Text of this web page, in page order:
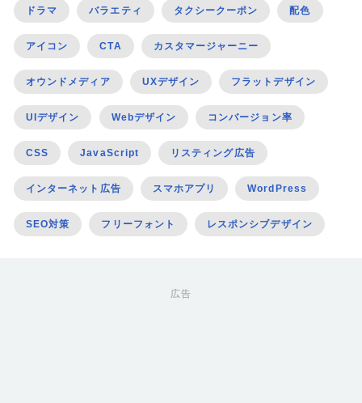
ドラマ バラエティ タクシークーポン 配色
アイコン CTA カスタマージャーニー
オウンドメディア UXデザイン フラットデザイン
UIデザイン Webデザイン コンバージョン率
CSS JavaScript リスティング広告
インターネット広告 スマホアプリ WordPress
SEO対策 フリーフォント レスポンシブデザイン
広告